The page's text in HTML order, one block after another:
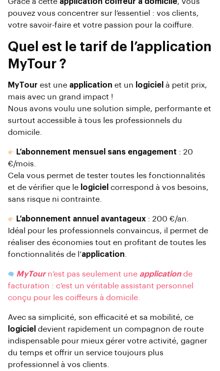
pouvez vous concentrer sur l’essentiel : vos clients,
votre savoir-faire et votre passion pour la coiffure.
Quel est le tarif de l’application
MyTour ?
MyTour est une application et un logiciel à petit prix,
mais avec un grand impact !
Nous avons voulu une solution simple, performante et
surtout accessible à tous les professionnels du
domicile.
L’abonnement mensuel sans engagement : 20
€/mois.
Cela vous permet de tester toutes les fonctionnalités
et de vérifier que le logiciel correspond à vos besoins,
sans risque ni contrainte.
L’abonnement annuel avantageux: 200 €/an.
Idéal pour les professionnels convaincus, il permet de
réaliser des économies tout en profitant de toutes les
fonctionnalités de l’application.
MyTourn’est pas seulement une applicationde
facturation : c’est un véritable assistant personnel
conçu pour les coiffeurs à domicile.
Avec sa simplicité, son efficacité et sa mobilité, ce
logiciel devient rapidement un compagnon de route
indispensable pour mieux gérer votre activité, gagner
du temps et offrir un service toujours plus
professionnel à vos clients.